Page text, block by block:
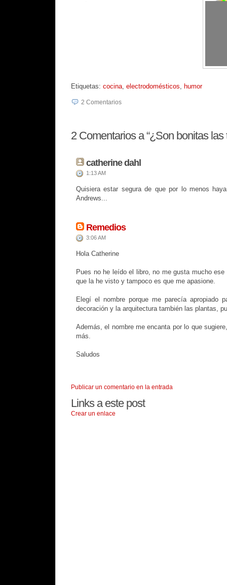
Etiquetas: cocina electrodomésticos humor
2 Comentarios
2 Comentarios a “¿Son bonitas las
catherine dahl
1:13 AM
Quisiera estar segura de que por lo menos
Andrews...
Remedios
3:06 AM
Hola Catherine
Pues no he leído el libro, no me gusta mucho
que la he visto y tampoco es que me apasione.
Elegí el nombre porque me parecía apropiado
decoración y la arquitectura también las plantas,
Además, el nombre me encanta por lo que
más.
Saludos
Publicar un comentario en la entrada
Links a este post
Crear un enlace